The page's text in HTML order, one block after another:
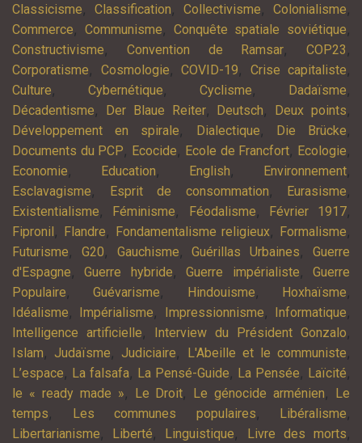
Classicisme, Classification, Collectivisme, Colonialisme,
Commerce, Communisme, Conquête spatiale soviétique,
Constructivisme, Convention de Ramsar, COP23 ,
Corporatisme, Cosmologie, COVID-19, Crise capitaliste,
Culture, Cybernétique, Cyclisme, Dadaïsme,
Décadentisme, Der Blaue Reiter, Deutsch, Deux points,
Développement en spirale, Dialectique, Die Brücke,
Documents du PCP, Ecocide, Ecole de Francfort, Ecologie,
Economie, Education, English, Environnement,
Esclavagisme, Esprit de consommation, Eurasisme,
Existentialisme, Féminisme, Féodalisme, Février 1917,
Fipronil , Flandre, Fondamentalisme religieux, Formalisme,
Futurisme, G20, Gauchisme,Guérillas Urbaines,Guerre
d'Espagne,Guerre hybride,Guerre impérialiste,Guerre
Populaire,Guévarisme, Hindouisme, Hoxhaïsme,
Idéalisme, Impérialisme, Impressionnisme, Informatique,
Intelligence artificielle, Interview du Président Gonzalo,
Islam, Judaïsme, Judiciaire, L'Abeille et le communiste,
L’espace, La falsafa, La Pensé-Guide, La Pensée, Laïcité,
le « ready made », Le Droit, Le génocide arménien,
Le
temps, Les communes populaires, Libéralisme,
Libertarianisme, Liberté, Linguistique, Livre des morts,